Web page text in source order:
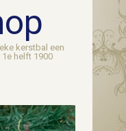
kerstbal een
helft 1900